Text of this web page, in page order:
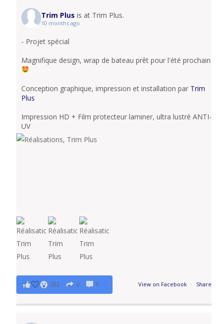
Trim Plus is at Trim Plus.
10 months ago
- Projet spécial
Magnifique design, wrap de bateau prêt pour l'été prochain
Conception graphique, impression et installation par Trim
Plus
Impression HD + Film protecteur laminer, ultra lustré ANTI-
UV
View on Facebook · Share
282 6 0